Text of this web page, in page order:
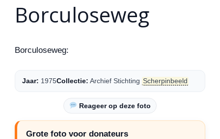
Borculoseweg
Borculoseweg:
Jaar: 1975Collectie: Archief Stichting Scherpinbeeld
Reageer op deze foto
Grote foto voor donateurs